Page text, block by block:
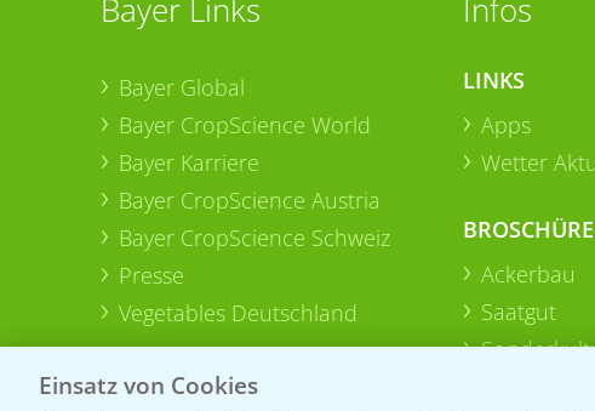
Bayer Links
Bayer Global
Bayer CropScience World
Bayer Karriere
Bayer CropScience Austria
Bayer CropScience Schweiz
Presse
Vegetables Deutschland
Infos
LINKS
Apps
Wetter
Ackerbau
Saatgut
Einsatz von Cookies